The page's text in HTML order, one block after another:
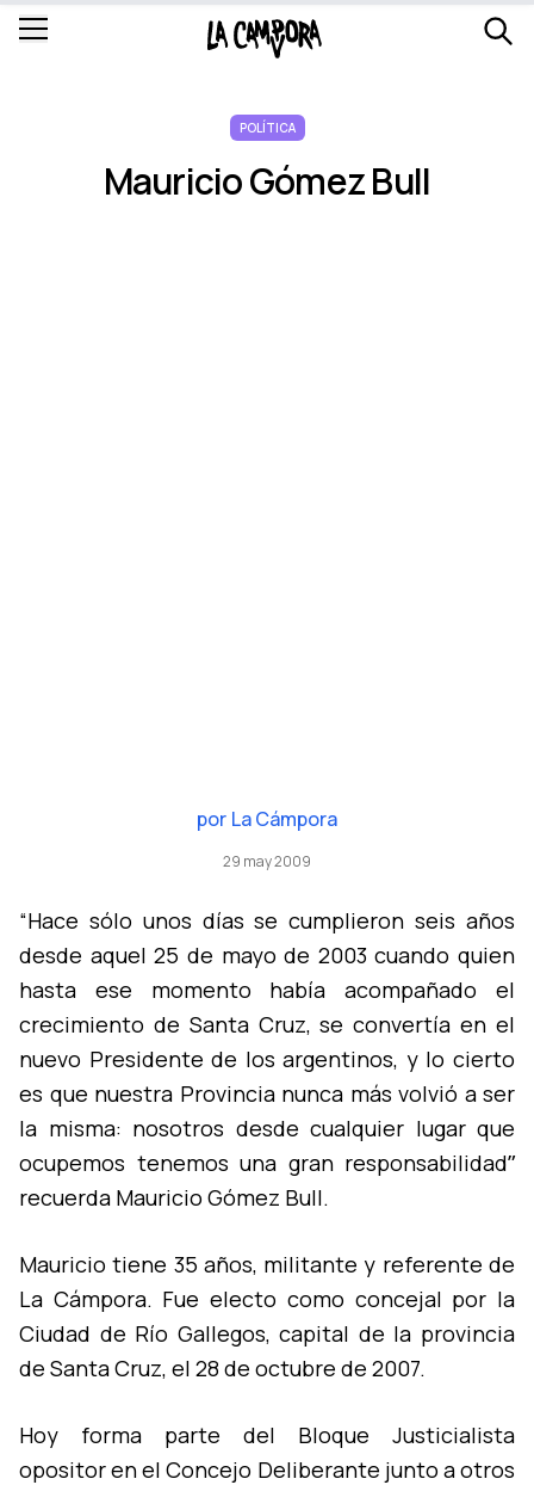
POLÍTICA
Mauricio Gómez Bull
por La Cámpora
29 may 2009
“Hace sólo unos dí­as se cumplieron seis años
desde aquel 25 de mayo de 2003 cuando quien
hasta ese momento habí­a acompañado el
crecimiento de Santa Cruz, se convertí­a en el
nuevo Presidente de los argentinos, y lo cierto
es que nuestra Provincia nunca más volvió a ser
la misma: nosotros desde cualquier lugar que
ocupemos tenemos una gran responsabilidadˮ
recuerda Mauricio Gómez Bull.
Mauricio tiene 35 años, militante y referente de
La Cámpora. Fue electo como concejal por la
Ciudad de Rí­o Gallegos, capital de la provincia
de Santa Cruz, el 28 de octubre de 2007.
Hoy forma parte del Bloque Justicialista
opositor en el Concejo Deliberante junto a otros